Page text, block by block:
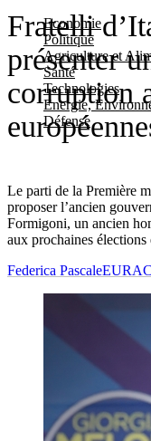
Economie
Politique
Agriculture et
Santé
Technologies
Energie,
Défense
Fratelli
présenter
corruption
Le parti de la Première
proposer l’ancien
Formigoni, un ancien
aux prochaines élections
Federica Pascale